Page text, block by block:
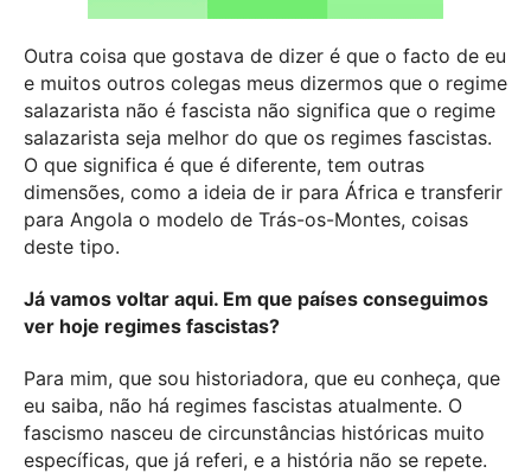
Outra coisa que gostava de dizer é que o facto de eu
e muitos outros colegas meus dizermos que o regime
salazarista não é fascista não significa que o regime
salazarista seja melhor do que os regimes fascistas.
O que significa é que é diferente, tem outras
dimensões, como a ideia de ir para África e transferir
para Angola o modelo de Trás-os-Montes, coisas
deste tipo.
Já vamos voltar aqui. Em que países conseguimos
ver hoje regimes fascistas?
Para mim, que sou historiadora, que eu conheça, que
eu saiba, não há regimes fascistas atualmente. O
fascismo nasceu de circunstâncias históricas muito
específicas, que já referi, e a história não se repete.